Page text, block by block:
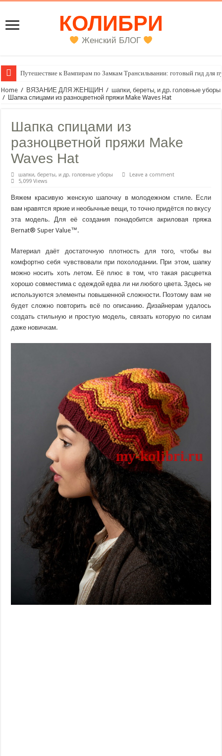
КОЛИБРИ
Женский БЛОГ
Путешествие к Вампирам по Замкам Трансильвании: готовый гид для
Женский внутренний голос
Home / ВЯЗАНИЕ ДЛЯ ЖЕНЩИН / шапки, береты, и др. головные уборы
/ Шапка спицами из разноцветной пряжи Make Waves Hat
Шапка спицами из
разноцветной пряжи Make
Waves Hat
шапки, береты, и др. головные уборы
Leave a comment
5,099 Views
Вяжем красивую женскую шапочку в молодежном стиле. Если
вам нравятся яркие и необычные вещи, то точно придётся по вкусу
эта модель. Для её создания понадобится акриловая пряжа
Bernat® Super Value™.
Материал даёт достаточную плотность для того, чтобы вы
комфортно себя чувствовали при похолодании. При этом, шапку
можно носить хоть летом. Её плюс в том, что такая расцветка
хорошо совместима с одеждой едва ли ни любого цвета. Здесь не
используются элементы повышенной сложности. Поэтому вам не
будет сложно повторить всё по описанию. Дизайнерам удалось
создать стильную и простую модель, связать которую по силам
даже новичкам.